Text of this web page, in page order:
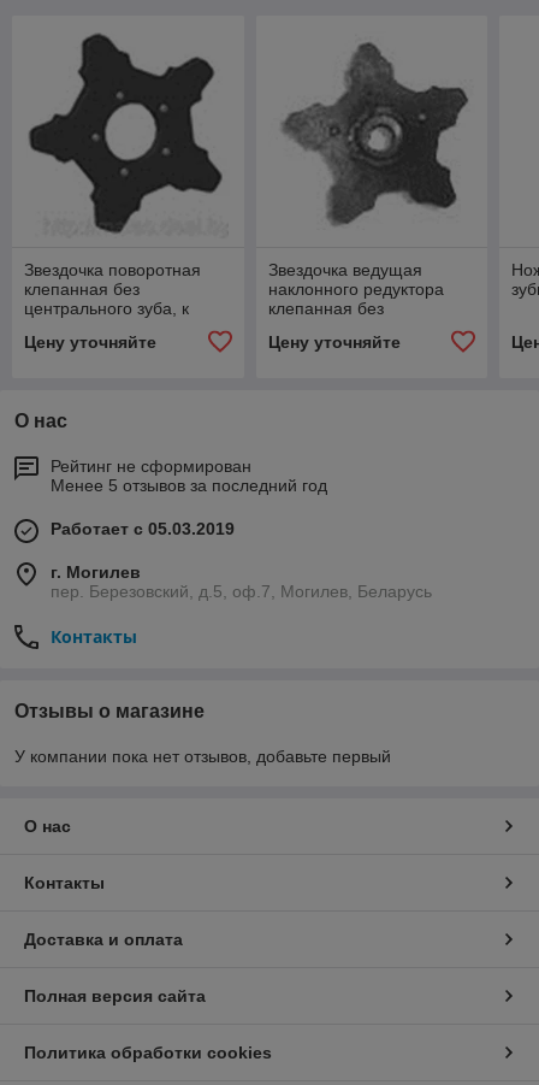
Звездочка поворотная
клепанная без
центрального зуба, к
Цену уточняйте
Звездочка ведущая
наклонного редуктора
клепанная без
КНФ 01.190А К ТСН-160Б
Цену уточняйте
О нас
Рейтинг не сформирован
Менее 5 отзывов за последний год
Работает с 05.03.2019
г. Могилев
пер. Березовский, д.5, оф.7, Могилев, Беларусь
Контакты
Отзывы о магазине
У компании пока нет отзывов, добавьте первый
О нас
Контакты
Доставка и оплата
Полная версия сайта
Политика обработки cookies